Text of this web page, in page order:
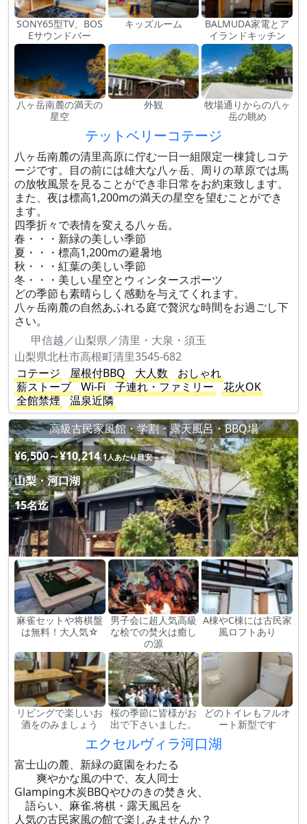
SONY65型TV、BOS
Eサウンドバー
キッズルーム
BALMUDA家電とア
イランドキッチン
八ヶ岳南麓の満天の
星空
外観
牧場通りからの八ヶ
岳の眺め
テットベリーコテージ
八ヶ岳南麓の清里高原に佇む一日一組限定一棟貸しコテ
ージです。目の前には雄大な八ヶ岳、周りの草原では馬
の放牧風景を見ることができ非日常をお約束致します。
また、夜は標高1,200mの満天の星空を望むことができ
ます。
四季折々で表情を変える八ヶ岳。
春・・・新緑の美しい季節
夏・・・標高1,200mの避暑地
秋・・・紅葉の美しい季節
冬・・・美しい星空とウィンタースポーツ
どの季節も素晴らしく感動を与えてくれます。
八ヶ岳南麓の自然あふれる庭で贅沢な時間をお過ごし下
さい。
甲信越／山梨県／清里・大泉・須玉
山梨県北杜市高根町清里3545-682
コテージ
屋根付BBQ 大人数
おしゃれ
薪ストーブ
Wi-Fi 子連れ・ファミリー
花火OK
全館禁煙
温泉近隣
高級古民家風館・学割・露天風呂・BBQ場
¥6,500～¥10,214 1人あたり目安
山梨・河口湖
15名迄
麻雀セットや将棋盤
は無料！大人気☆
男子会に超人気高級
な桧での焚火は癒し
の源
A棟やC棟には古民家
風ロフトあり
リビングで楽しいお
酒をのみましょう
桜の季節に皆様がお
出で下さいました。
どのトイレもフルオ
ート新型です
エクセルヴィラ河口湖
富士山の麓、新緑の庭園をわたる
爽やかな風の中で、友人同士
Glamping木炭BBQやひのきの焚き火、
語らい、麻雀.将棋・露天風呂を
人気の古民家風の館で楽しみませんか？